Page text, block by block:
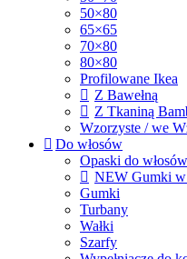
50×80
65×65
70×80
80×80
Profilowane Ikea
Z Bawełną
Z Tkaniną
Wzorzyste / we
Do włosów
Opaski do włosów
NEW Gumki w
Gumki
Turbany
Wałki
Szarfy